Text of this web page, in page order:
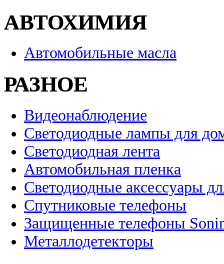
АВТОХИМИЯ
Автомобильные масла
РАЗНОЕ
Видеонаблюдение
Светодиодные лампы для
Светодиодная лента
Автомобильная пленка
Светодиодные аксессуары
Спутниковые телефоны
Защищенные телефоны
Металлодетекторы